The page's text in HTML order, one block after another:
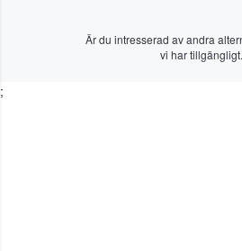
Är du intresserad av andra
vi har tillgängligt.
;